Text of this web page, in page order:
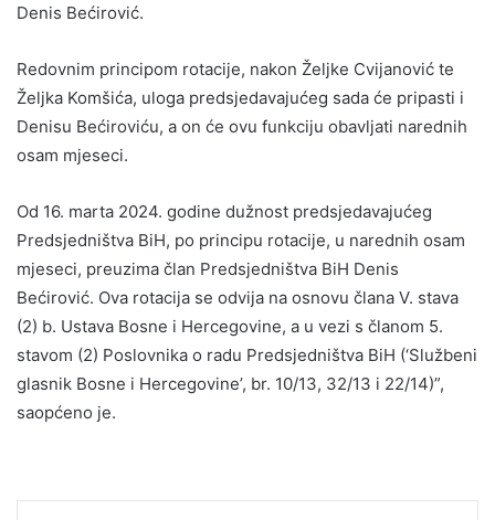
Denis Bećirović.
Redovnim principom rotacije, nakon Željke Cvijanović te
Željka Komšića, uloga predsjedavajućeg sada će pripasti i
Denisu Bećiroviću, a on će ovu funkciju obavljati narednih
osam mjeseci.
Od 16. marta 2024. godine dužnost predsjedavajućeg
Predsjedništva BiH, po principu rotacije, u narednih osam
mjeseci, preuzima član Predsjedništva BiH Denis
Bećirović. Ova rotacija se odvija na osnovu člana V. stava
(2) b. Ustava Bosne i Hercegovine, a u vezi s članom 5.
stavom (2) Poslovnika o radu Predsjedništva BiH (‘Službeni
glasnik Bosne i Hercegovine’, br. 10/13, 32/13 i 22/14)”,
saopćeno je.